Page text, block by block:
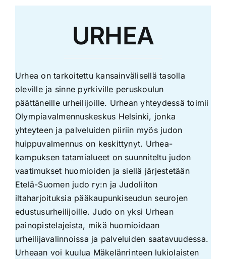
URHEA
Urhea on tarkoitettu kansainvälisellä tasolla
oleville ja sinne pyrkiville peruskoulun
päättäneille urheilijoille. Urhean yhteydessä toimii
Olympiavalmennuskeskus Helsinki, jonka
yhteyteen ja palveluiden piiriin myös judon
huippuvalmennus on keskittynyt. Urhea-
kampuksen tatamialueet on suunniteltu judon
vaatimukset huomioiden ja siellä järjestetään
Etelä-Suomen judo ry:n ja Judoliiton
iltaharjoituksia pääkaupunkiseudun seurojen
edustusurheilijoille. Judo on yksi Urhean
painopistelajeista, mikä huomioidaan
urheilijavalinnoissa ja palveluiden saatavuudessa.
Urheaan voi kuulua Mäkelänrinteen lukiolaisten